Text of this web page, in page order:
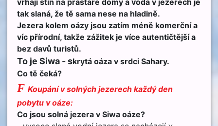
vrhají stín na prastaré domy a voda v jezerech je
tak slaná, že tě sama nese na hladině.
Jezera kolem oázy jsou zatím méně komerční a
víc přírodní, takže zážitek je více autentičtější a
bez davů turistů.
To je Siwa -skrytá oáza v srdci Sahary.
Co tě čeká?
F Koupání v solných jezerech každý den
pobytu v oáze:
Co jsou solná jezera v Siwa oáze?